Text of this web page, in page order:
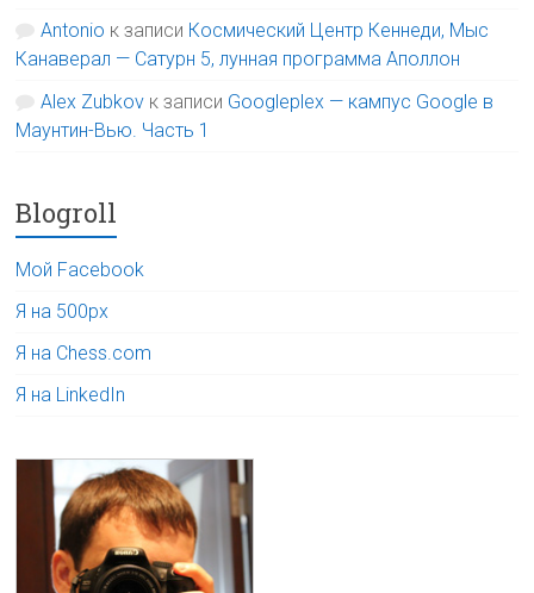
Antonio к записи Космический Центр Кеннеди, Мыс
Канаверал — Сатурн 5, лунная программа Аполлон
Alex Zubkov к записи Googleplex — кампус Google в
Маунтин-Вью. Часть 1
Blogroll
Мой Facebook
Я на 500px
Я на Chess.com
Я на LinkedIn